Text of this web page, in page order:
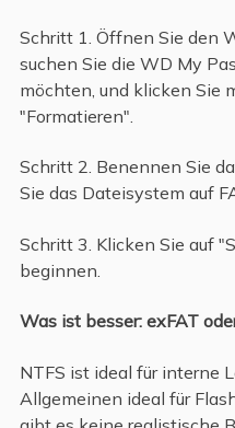
Schritt 1. Öffnen Sie den
suchen Sie die WD My
möchten, und klicken Sie
"Formatieren".
Schritt 2. Benennen Sie
Sie das Dateisystem auf
Schritt 3. Klicken Sie auf
beginnen.
Was ist besser: exFAT
NTFS ist ideal für interne
Allgemeinen ideal für